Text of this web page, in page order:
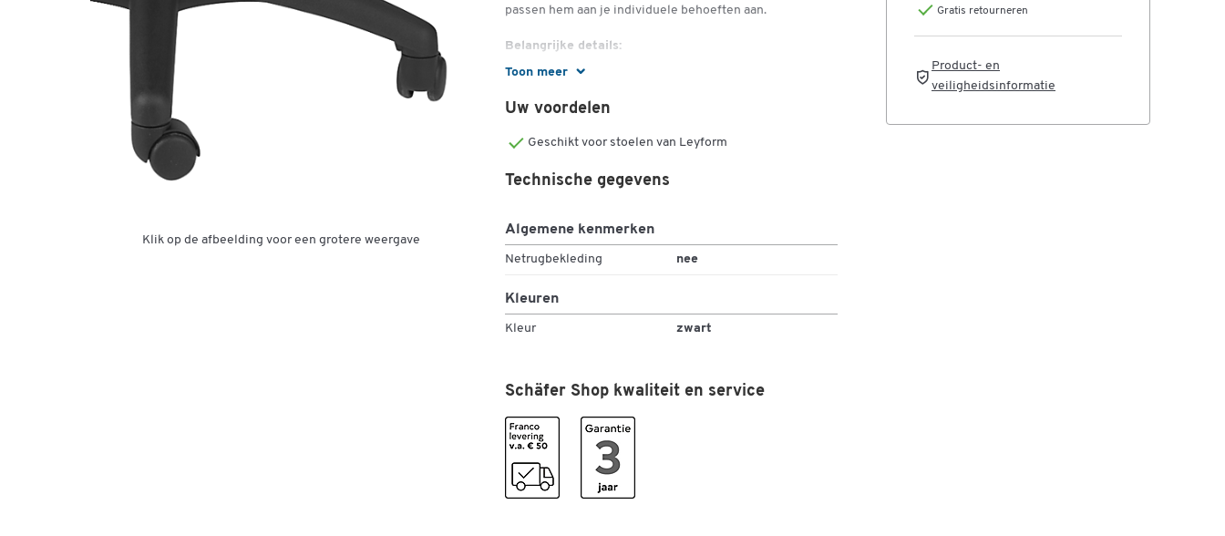
Klik op de afbeelding voor een grotere weergave
Toon meer
passen hem aan je individuele behoeften aan.
Belangrijke details:
5 stuks
Uw voordelen
Geschikt voor stoelen van Leyform
Technische gegevens
Algemene kenmerken
Netrugbekleding nee
Kleuren
Kleur zwart
Schäfer Shop kwaliteit en service
Gratis retourneren
Product- en
veiligheidsinformatie